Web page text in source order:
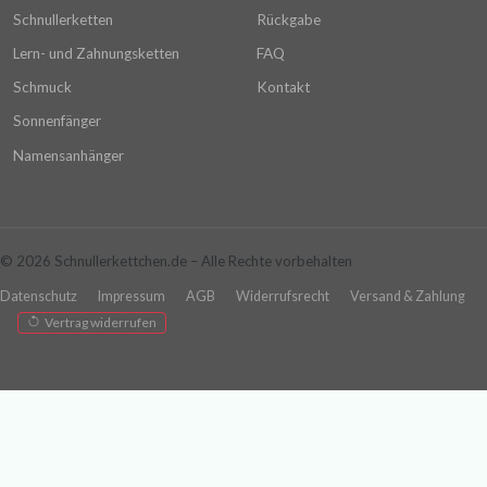
Schnullerketten
Lern- und Zahnungsketten
Schmuck
Sonnenfänger
Namensanhänger
Rückgabe
FAQ
Kontakt
© 2026 Schnullerkettchen.de – Alle Rechte vorbehalten
Datenschutz Impressum AGB Widerrufsrecht
Versand & Zahlung
Vertrag widerrufen